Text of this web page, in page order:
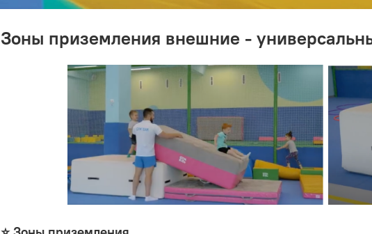
Зоны приземления внешние -